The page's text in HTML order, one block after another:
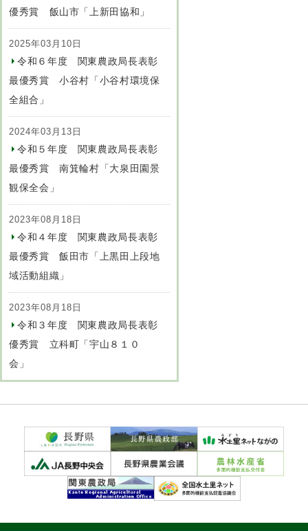
優秀賞 飯山市「上新田協和」
2025年03月10日
令和６年度 関東農政局長表彰
最優秀賞 小谷村「小谷村環境保
全組合」
2024年03月13日
令和５年度 関東農政局長表彰
最優秀賞 南箕輪村「大泉田園景
観保全会」
2023年08月18日
令和４年度 関東農政局長表彰
最優秀賞 飯田市「上黒田上段地
域活動組織」
2023年08月18日
令和３年度 関東農政局長表彰
優秀賞 立科町「宇山８１０
会」